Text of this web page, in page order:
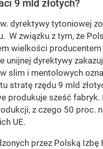
9 mld złotych?
dyrektywy tytoniowej
W związku z tym, że
wielkości
unijnej dyrektywy
slim i mentolowych
stratę rzędu 9 mld
produkuje sześć fabryk.
z czego 50 proc.
UE.
przez Polską Izbę